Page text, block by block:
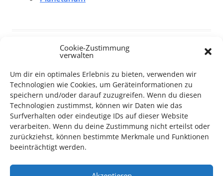
Cookie-Zustimmung
verwalten
Um dir ein optimales Erlebnis zu bieten, verwenden wir
Technologien wie Cookies, um Geräteinformationen zu
speichern und/oder darauf zuzugreifen. Wenn du diesen
Technologien zustimmst, können wir Daten wie das
Surfverhalten oder eindeutige IDs auf dieser Website
verarbeiten. Wenn du deine Zustimmung nicht erteilst oder
zurückziehst, können bestimmte Merkmale und Funktionen
beeinträchtigt werden.
TECHNIK SUPPORT GESUCHT!
Das Kulturparkett freut sich stets überehrenamtliche
Mithilfe im Bereich Technik. Sie haben Interesse? Dann
melden Sie sich unterinfo@kulturparkett-rhein-neckar.de